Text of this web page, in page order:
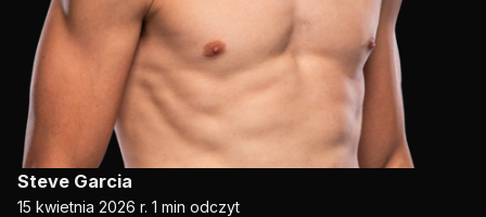
Steve Garcia
15 kwietnia 2026 r. 1 min odczyt